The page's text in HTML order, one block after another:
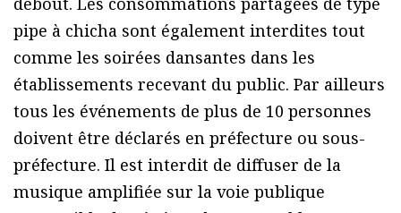
pipe à chicha sont également interdites tout
comme les soirées dansantes dans les
établissements recevant du public. Par ailleurs
tous les événements de plus de 10 personnes
doivent être déclarés en préfecture ou sous-
préfecture. Il est interdit de diffuser de la
musique amplifiée sur la voie publique